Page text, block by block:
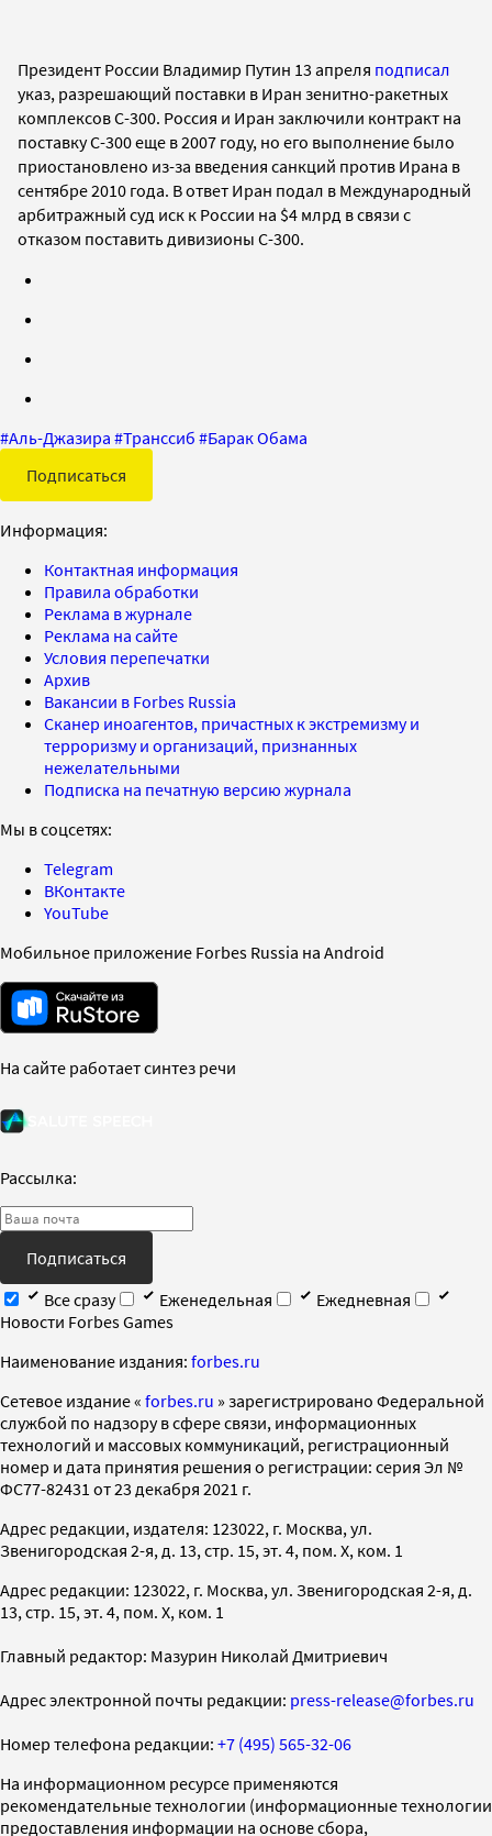
Президент России Владимир Путин 13 апреля подписал
указ, разрешающий поставки в Иран зенитно-ракетных
комплексовС-300. Россия и Иран заключили контракт на
поставку С-300 еще в 2007 году, но его выполнение было
приостановлено из-за введения санкций против Ирана в
сентябре 2010 года. В ответ Иран подал в Международный
арбитражный суд иск к России на $4 млрд в связи с
отказом поставить дивизионы С-300.
#Аль-Джазира #Транссиб #Барак Обама
Подписаться
Информация:
Контактная информация
Правила обработки
Реклама в журнале
Реклама на сайте
Условия перепечатки
Архив
Вакансии в Forbes Russia
Сканер иноагентов, причастных к экстремизму и
терроризму и организаций, признанных
нежелательными
Подписка на печатную версию журнала
Мы в соцсетях:
Telegram
ВКонтакте
YouTube
Мобильное приложение Forbes Russia на Android
На сайте работает синтез речи
Рассылка:
Подписаться
Все сразу
Еженедельная
Ежедневная
Новости Forbes Games
Наименование издания: forbes.ru
Cетевое издание « forbes.ru » зарегистрировано Федеральной
службой по надзору в сфере связи, информационных
технологий и массовых коммуникаций, регистрационный
номер и дата принятия решения о регистрации: серия Эл №
ФС77-82431 от 23 декабря 2021 г.
Адрес редакции, издателя: 123022, г. Москва, ул.
Звенигородская 2-я, д. 13, стр. 15, эт. 4, пом. X, ком. 1
Адрес редакции: 123022, г. Москва, ул. Звенигородская 2-я, д.
13, стр. 15, эт. 4, пом. X, ком. 1
Главный редактор: Мазурин Николай Дмитриевич
Адрес электронной почты редакции: press-release@forbes.ru
Номер телефона редакции: +7 (495) 565-32-06
На информационном ресурсе применяются
рекомендательные технологии (информационные технологии
предоставления информации на основе сбора,